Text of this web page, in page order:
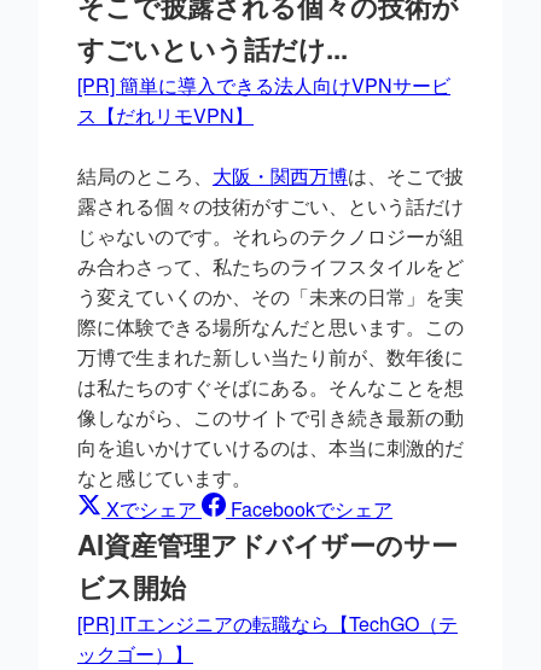
すごいという話だけ...
[PR] 簡単に導入できる法人向けVPNサービ
ス【だれリモVPN】
結局のところ、 大阪・関西万博は、そこで披
露される個々の技術がすごい、という話だけ
じゃないのです。それらのテクノロジーが組
み合わさって、私たちのライフスタイルをど
う変えていくのか、その「未来の日常」を実
際に体験できる場所なんだと思います。この
万博で生まれた新しい当たり前が、数年後に
は私たちのすぐそばにある。そんなことを想
像しながら、このサイトで引き続き最新の動
向を追いかけていけるのは、本当に刺激的だ
なと感じています。
Xでシェア
Facebookでシェア
AI資産管理アドバイザーのサー
ビス開始
[PR] ITエンジニアの転職なら【TechGO（テ
ックゴー）】